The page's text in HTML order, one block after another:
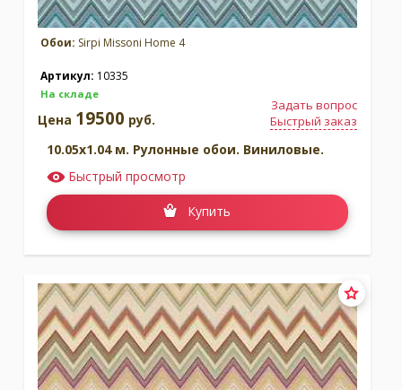
Обои: Sirpi Missoni Home 4
Артикул: 10335
На складе
Задать вопрос
Быстрый заказ
Цена 19500 руб.
10.05x1.04 м. Рулонные обои. Виниловые.
Быстрый просмотр
Купить